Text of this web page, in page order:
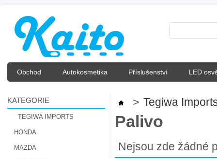
Obchod Autokosmetika Příslušenství LED
KATEGORIE
TEGIWA IMPORTS
HONDA
MAZDA
> Tegiwa
Palivo
Nejsou zde žádné